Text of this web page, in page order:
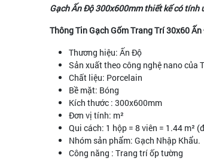
Gạch Ấn Độ 300x600mm thiết kế có tính
Thông Tin Gạch Gốm Trang Trí 30x60
Thương hiệu: Ấn Độ
Sản xuất theo công nghệ nano của
Chất liệu: Porcelain
Bề mặt: Bóng
Kích thước : 300x600mm
Đơn vị tính: m²
Qui cách: 1 hộp = 8 viên = 1.44 m²
Nhóm sản phẩm: Gạch Nhập Khẩu.
Công năng : Trang trí ốp tường